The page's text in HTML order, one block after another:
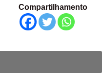
Compartilhamento